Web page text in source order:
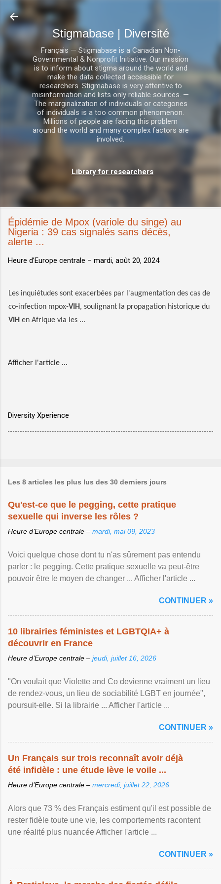
Stigmabase | Diversité
Français — Stigmabase is a Canadian Non-
Governmental & Nonprofit Initiative. Our mission
is to inform about stigma around the world and
make the data collected accessible for
researchers. Stigmabase is very attentive to
misinformation and lists only reliable sources. —
The marginalization of individuals or categories
of individuals is a too common phenomenon.
Millions of people are facing this problem
around the world and many complex factors are
involved.
Library for researchers
Épidémie de Mpox (variole du singe) au
Nigeria : 39 cas signalés sans décès,
alerte ...
Heure d’Europe centrale – mardi, août 20, 2024
Les inquiétudes sont exacerbées par l'augmentation des cas de
co-infection mpox-VIH, soulignant la propagation historique du
VIH en Afrique via les ...
Afficher l'article ...
Diversity Xperience
Les 8 articles les plus lus des 30 derniers jours
Qu'est-ce que le pegging, cette pratique
sexuelle qui inverse les rôles ?
Heure d’Europe centrale – mardi, mai 09, 2023
Voici quelque chose dont tu n'as sûrement pas entendu
parler : le pegging. Cette pratique sexuelle va peut-être
pouvoir être le moyen de changer ... Afficher l'article ...
CONTINUER »
10 librairies féministes et LGBTQIA+ à
découvrir en France
Heure d’Europe centrale – jeudi, juillet 16, 2026
"On voulait que Violette and Co devienne vraiment un lieu
de rendez-vous, un lieu de sociabilité LGBT en journée",
poursuit-elle. Si la librairie ... Afficher l'article ...
CONTINUER »
Un Français sur trois reconnaît avoir déjà
été infidèle : une étude lève le voile ...
Heure d’Europe centrale – mercredi, juillet 22, 2026
Alors que 73 % des Français estiment qu'il est possible de
rester fidèle toute une vie, les comportements racontent
une réalité plus nuancée Afficher l'article ...
CONTINUER »